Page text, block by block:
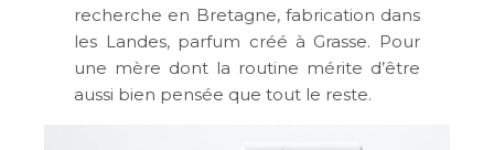
recherche en Bretagne, fabrication dans
les Landes, parfum créé à Grasse. Pour
une mère dont la routine mérite d’être
aussi bien pensée que tout le reste.